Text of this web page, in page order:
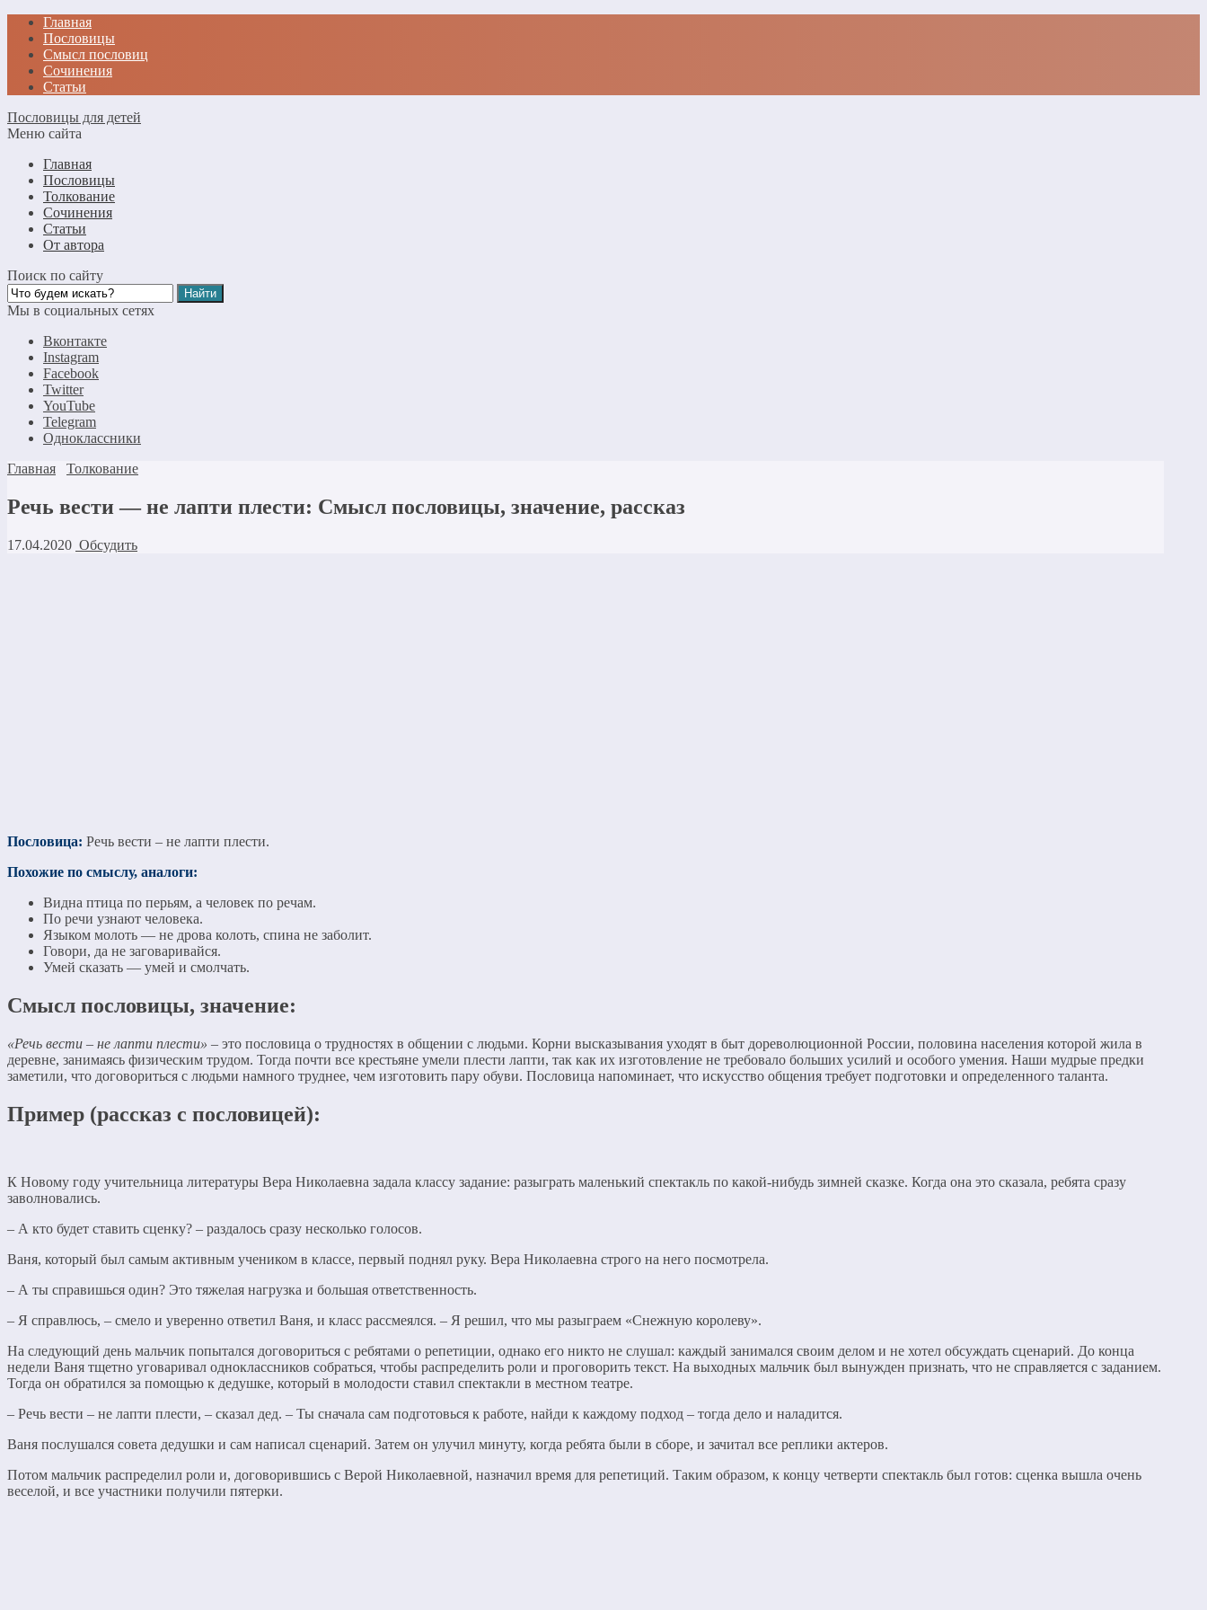
Главная
Пословицы
Смысл пословиц
Сочинения
Статьи
Пословицы для детей
Меню сайта
Главная
Пословицы
Толкование
Сочинения
Статьи
От автора
Поиск по сайту
Мы в социальных сетях
Вконтакте
Instagram
Facebook
Twitter
YouTube
Telegram
Одноклассники
Главная
Толкование
Речь вести — не лапти плести: Смысл пословицы, значение, рассказ
17.04.2020 Обсудить
Пословица: Речь вести – не лапти плести.
Похожие по смыслу, аналоги:
Видна птица по перьям, а человек по речам.
По речи узнают человека.
Языком молоть — не дрова колоть, спина не заболит.
Говори, да не заговаривайся.
Умей сказать — умей и смолчать.
Смысл пословицы, значение:
«Речь вести – не лапти плести» – это пословица о трудностях в общении с людьми. Корни высказывания уходят в быт дореволюционной России, половина населения которой жила в
деревне, занимаясь физическим трудом. Тогда почти все крестьяне умели плести лапти, так как их изготовление не требовало больших усилий и особого умения. Наши мудрые предки
заметили, что договориться с людьми намного труднее, чем изготовить пару обуви. Пословица напоминает, что искусство общения требует подготовки и определенного таланта.
Пример (рассказ с пословицей):
К Новому году учительница литературы Вера Николаевна задала классу задание: разыграть маленький спектакль по какой-нибудь зимней сказке. Когда она это сказала, ребята сразу
заволновались.
– А кто будет ставить сценку? – раздалось сразу несколько голосов.
Ваня, который был самым активным учеником в классе, первый поднял руку. Вера Николаевна строго на него посмотрела.
– А ты справишься один? Это тяжелая нагрузка и большая ответственность.
– Я справлюсь, – смело и уверенно ответил Ваня, и класс рассмеялся. – Я решил, что мы разыграем «Снежную королеву».
На следующий день мальчик попытался договориться с ребятами о репетиции, однако его никто не слушал: каждый занимался своим делом и не хотел обсуждать сценарий. До конца
недели Ваня тщетно уговаривал одноклассников собраться, чтобы распределить роли и проговорить текст. На выходных мальчик был вынужден признать, что не справляется с заданием.
Тогда он обратился за помощью к дедушке, который в молодости ставил спектакли в местном театре.
– Речь вести – не лапти плести, – сказал дед. – Ты сначала сам подготовься к работе, найди к каждому подход – тогда дело и наладится.
Ваня послушался совета дедушки и сам написал сценарий. Затем он улучил минуту, когда ребята были в сборе, и зачитал все реплики актеров.
Потом мальчик распределил роли и, договорившись с Верой Николаевной, назначил время для репетиций. Таким образом, к концу четверти спектакль был готов: сценка вышла очень
веселой, и все участники получили пятерки.